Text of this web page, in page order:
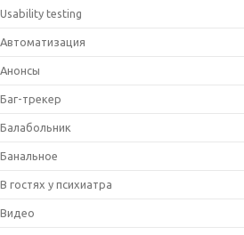
Usability testing
Автоматизация
Анонсы
Баг-трекер
Балабольник
Банальное
В гостях у психиатра
Видео